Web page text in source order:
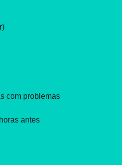
com problemas
antes